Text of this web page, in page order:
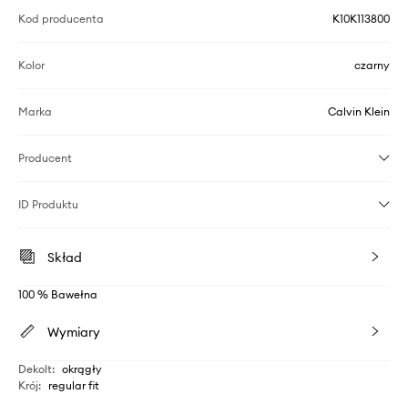
Kod producenta K10K113800
Kolor czarny
Marka Calvin Klein
Producent
ID Produktu
Skład
100 % Bawełna
Wymiary
Dekolt: okrągły
Krój: regular fit